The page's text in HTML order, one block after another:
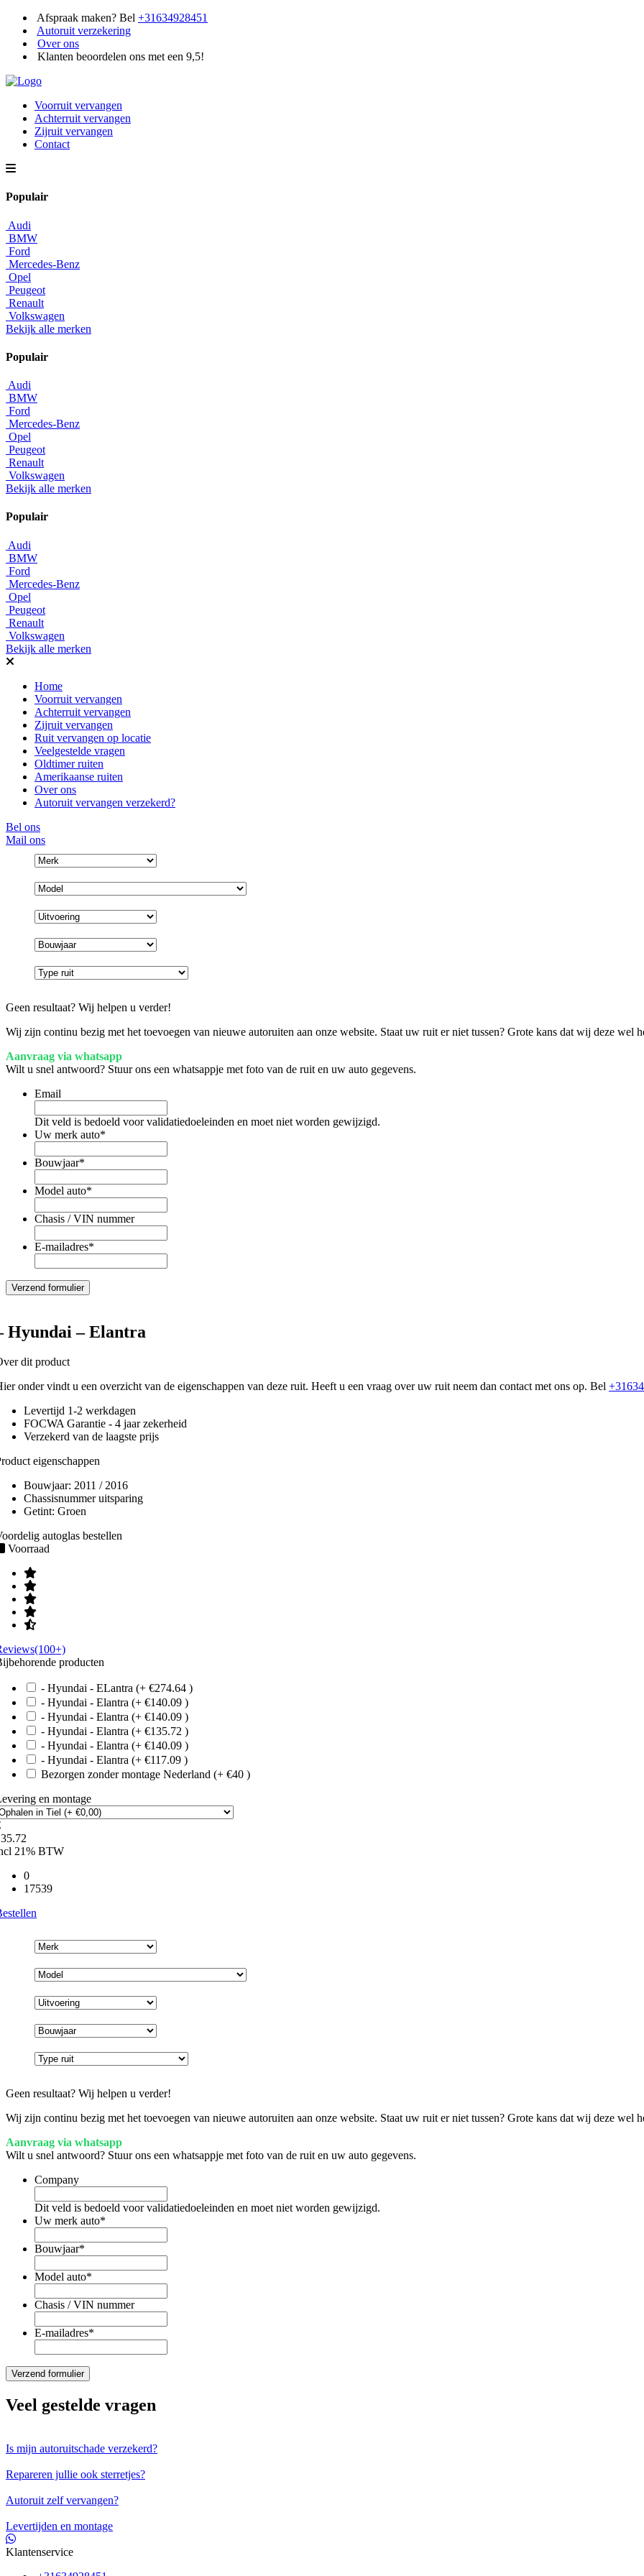
Afspraak maken? Bel +31634928451
Autoruit verzekering
Over ons
Klanten beoordelen ons met een 9,5!
Voorruit vervangen
Achterruit vervangen
Zijruit vervangen
Contact
Populair
Audi
BMW
Ford
Mercedes-Benz
Opel
Peugeot
Renault
Volkswagen
Bekijk alle merken
Populair
Audi
BMW
Ford
Mercedes-Benz
Opel
Peugeot
Renault
Volkswagen
Bekijk alle merken
Populair
Audi
BMW
Ford
Mercedes-Benz
Opel
Peugeot
Renault
Volkswagen
Bekijk alle merken
Home
Voorruit vervangen
Achterruit vervangen
Zijruit vervangen
Ruit vervangen op locatie
Veelgestelde vragen
Oldtimer ruiten
Amerikaanse ruiten
Over ons
Autoruit vervangen verzekerd?
Bel ons
Mail ons
Geen resultaat? Wij helpen u verder!
Wij zijn continu bezig met het toevoegen van nieuwe autoruiten aan onze website. Staat uw ruit er niet tussen? Grote kans dat wij deze
Aanvraag via whatsapp
Wilt u snel antwoord? Stuur ons een whatsappje met foto van de ruit en uw auto gegevens.
Email
Dit veld is bedoeld voor validatiedoeleinden en moet niet worden gewijzigd.
Uw merk auto*
Bouwjaar*
Model auto*
Chasis / VIN nummer
E-mailadres*
Hyundai – Elantra
dit product
onder vindt u een overzicht van de eigenschappen van deze ruit. Heeft u een vraag over uw ruit neem dan contact met ons op. Bel
Levertijd 1-2 werkdagen
FOCWA Garantie - 4 jaar zekerheid
Verzekerd van de laagste prijs
eigenschappen
Bouwjaar: 2011 / 2016
Chassisnummer uitsparing
Getint: Groen
autoglas bestellen
Voorraad
producten
- Hyundai - ELantra (+ €274.64 )
- Hyundai - Elantra (+ €140.09 )
- Hyundai - Elantra (+ €140.09 )
- Hyundai - Elantra (+ €135.72 )
- Hyundai - Elantra (+ €140.09 )
- Hyundai - Elantra (+ €117.09 )
Bezorgen zonder montage Nederland (+ €40 )
en montage
21% BTW
0
17539
Geen resultaat? Wij helpen u verder!
Wij zijn continu bezig met het toevoegen van nieuwe autoruiten aan onze website. Staat uw ruit er niet tussen? Grote kans dat wij deze
Aanvraag via whatsapp
Wilt u snel antwoord? Stuur ons een whatsappje met foto van de ruit en uw auto gegevens.
Company
Dit veld is bedoeld voor validatiedoeleinden en moet niet worden gewijzigd.
Uw merk auto*
Bouwjaar*
Model auto*
Chasis / VIN nummer
E-mailadres*
Veel gestelde vragen
Is mijn autoruitschade verzekerd?
Repareren jullie ook sterretjes?
Autoruit zelf vervangen?
Levertijden en montage
Klantenservice